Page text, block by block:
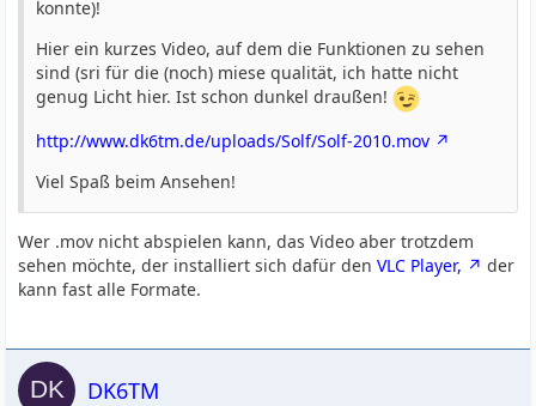
konnte)!
Hier ein kurzes Video, auf dem die Funktionen zu sehen
sind (sri für die (noch) miese qualität, ich hatte nicht
genug Licht hier. Ist schon dunkel draußen!
http://www.dk6tm.de/uploads/Solf/Solf-2010.mov
Viel Spaß beim Ansehen!
Wer .mov nicht abspielen kann, das Video aber trotzdem
sehen möchte, der installiert sich dafür denVLC Player,
der
kann fast alle Formate.
DK6TM